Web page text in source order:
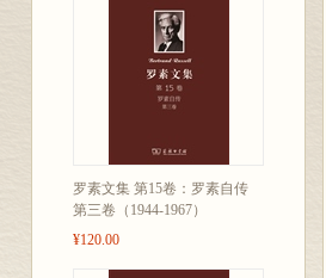
罗素文集 第15卷：罗素自传
第三卷（1944-1967）
¥120.00